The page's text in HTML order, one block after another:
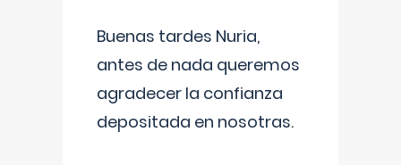
Buenas tardes Nuria,
antes de nada queremos
agradecer la confianza
depositada en nosotras.